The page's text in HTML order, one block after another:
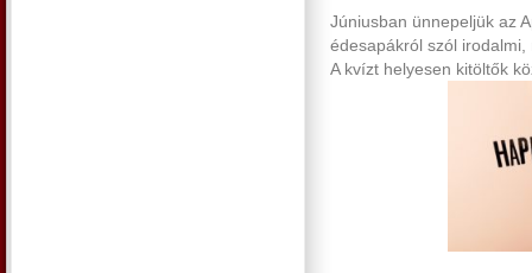
Júniusban ünnepeljük az
édesapákról szól
A kvízt helyesen kitöltők